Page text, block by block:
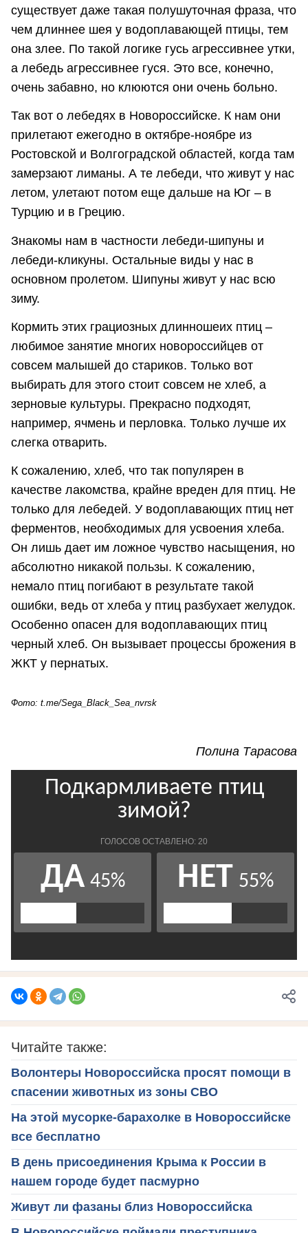
существует даже такая полушуточная фраза, что
чем длиннее шея у водоплавающей птицы, тем
она злее. По такой логике гусь агрессивнее утки,
а лебедь агрессивнее гуся. Это все, конечно,
очень забавно, но клюются они очень больно.
Так вот о лебедях в Новороссийске. К нам они
прилетают ежегодно в октябре-ноябре из
Ростовской и Волгоградской областей, когда там
замерзают лиманы. А те лебеди, что живут у нас
летом, улетают потом еще дальше на Юг – в
Турцию и в Грецию.
Знакомы нам в частности лебеди-шипуны и
лебеди-кликуны. Остальные виды у нас в
основном пролетом. Шипуны живут у нас всю
зиму.
Кормить этих грациозных длинношеих птиц –
любимое занятие многих новороссийцев от
совсем малышей до стариков. Только вот
выбирать для этого стоит совсем не хлеб, а
зерновые культуры. Прекрасно подходят,
например, ячмень и перловка. Только лучше их
слегка отварить.
К сожалению, хлеб, что так популярен в
качестве лакомства, крайне вреден для птиц. Не
только для лебедей. У водоплавающих птиц нет
ферментов, необходимых для усвоения хлеба.
Он лишь дает им ложное чувство насыщения, но
абсолютно никакой пользы. К сожалению,
немало птиц погибают в результате такой
ошибки, ведь от хлеба у птиц разбухает желудок.
Особенно опасен для водоплавающих птиц
черный хлеб. Он вызывает процессы брожения в
ЖКТ у пернатых.
Фото: t.me/Sega_Black_Sea_nvrsk
Полина Тарасова
Читайте также:
Волонтеры Новороссийска просят помощи в
спасении животных из зоны СВО
На этой мусорке-барахолке в Новороссийске
все бесплатно
В день присоединения Крыма к России в
нашем городе будет пасмурно
Живут ли фазаны близ Новороссийска